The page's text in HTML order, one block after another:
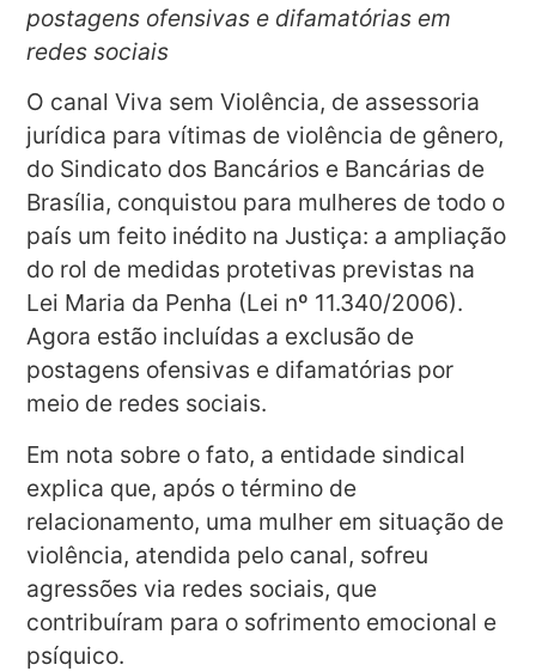
postagens ofensivas e difamatórias em
redes sociais
O canal Viva sem Violência, de assessoria
jurídica para vítimas de violência de gênero,
do Sindicato dos Bancários e Bancárias de
Brasília, conquistou para mulheres de todo o
país um feito inédito na Justiça: a ampliação
do rol de medidas protetivas previstas na
Lei Maria da Penha (Lei nº 11.340/2006).
Agora estão incluídas a exclusão de
postagens ofensivas e difamatórias por
meio de redes sociais.
Em nota sobre o fato, a entidade sindical
explica que, após o término de
relacionamento, uma mulher em situação de
violência, atendida pelo canal, sofreu
agressões via redes sociais, que
contribuíram para o sofrimento emocional e
psíquico.